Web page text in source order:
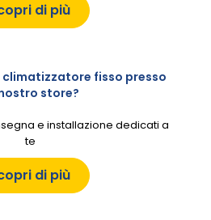
di più
fisso presso
store?
e installazione dedicati a
te
di più